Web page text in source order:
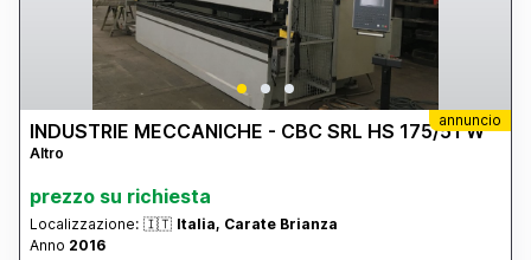
annuncio
INDUSTRIE MECCANICHE - CBC SRL HS 175/51 W
Altro
prezzo su richiesta
Localizzazione: 🇮🇹 Italia, Carate Brianza
Anno 2016